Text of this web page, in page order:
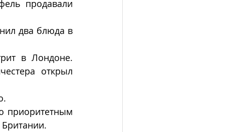
продавали
два блюда в
в Лондоне.
открыл
приоритетным